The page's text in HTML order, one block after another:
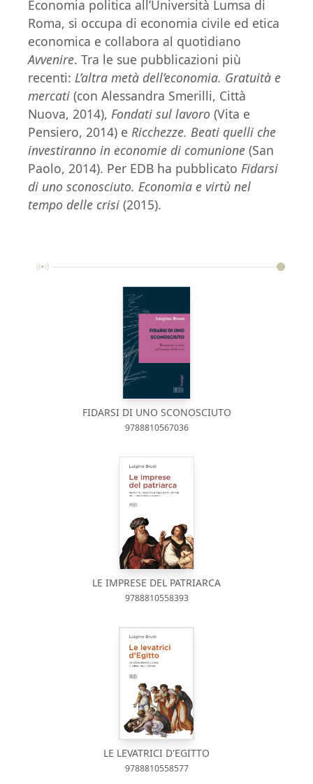
Economia politica all’Università Lumsa di
Roma, si occupa di economia civile ed etica
economica e collabora al quotidiano
Avvenire. Tra le sue pubblicazioni più
recenti: L’altra metà dell’economia. Gratuità e
mercati (con Alessandra Smerilli, Città
Nuova, 2014), Fondati sul lavoro (Vita e
Pensiero, 2014) e Ricchezze. Beati quelli che
investiranno in economie di comunione (San
Paolo, 2014). Per EDB ha pubblicato Fidarsi
di uno sconosciuto. Economia e virtù nel
tempo delle crisi (2015).
FIDARSI DI UNO SCONOSCIUTO
9788810567036
LE IMPRESE DEL PATRIARCA
9788810558393
LE LEVATRICI D'EGITTO
9788810558577